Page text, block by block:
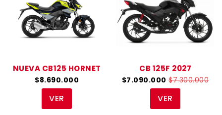
NUEVA CB125 HORNET
$8.690.000
VER
CB 125F 2027
$7.090.000 $7.300.000
VER